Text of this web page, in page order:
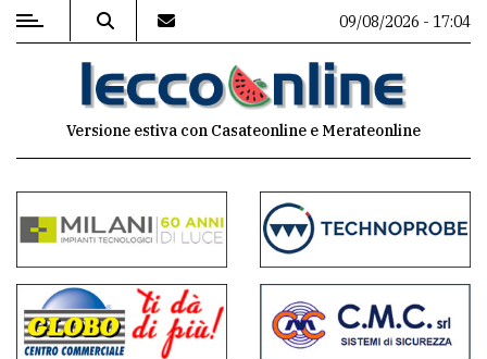
MENU
commenti
Contenuti
del
sito
09/08/2026 - 17:04
Versione estiva con Casateonline e Merateonline